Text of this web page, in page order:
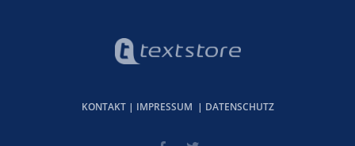
KONTAKT| IMPRESSUM | DATENSCHUTZ